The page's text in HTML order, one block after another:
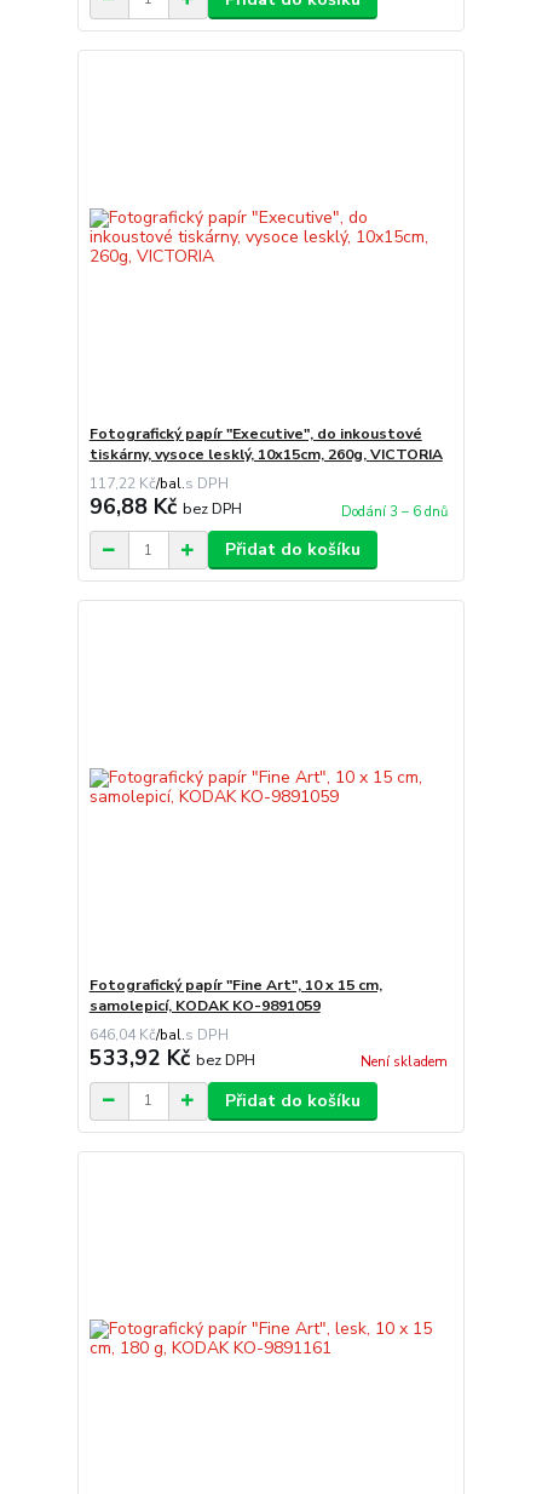
Fotografický papír "Executive", do inkoustové
tiskárny, vysoce lesklý, 10x15cm, 260g, VICTORIA
117,22 Kč/bal.
96,88 Kč bez DPH Dodání 3 – 6 dnů
Přidat do košíku
Fotografický papír "Fine Art", 10 x 15 cm,
samolepicí, KODAK KO-9891059
646,04 Kč/bal.
533,92 Kč bez DPH Není skladem
Přidat do košíku